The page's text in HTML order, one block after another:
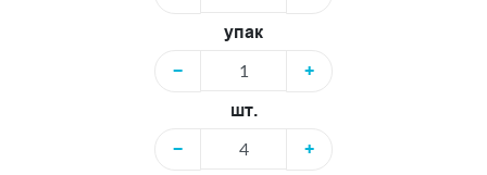
упак
−
+
шт.
−
+